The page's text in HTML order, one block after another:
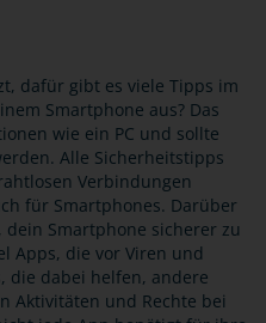
dafür gibt es viele Tipps im
Smartphone aus? Das
wie ein PC und sollte
Alle Sicherheitstipps
Verbindungen
für Smartphones. Darüber
Smartphone sicherer zu
Apps, die vor Viren und
die dabei helfen, andere
Aktivitäten und Rechte bei